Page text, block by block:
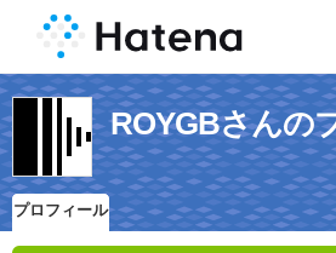
ROYGBさんの
プロフィール